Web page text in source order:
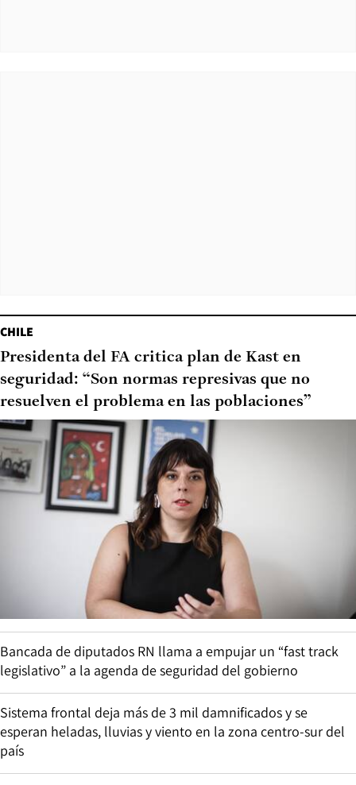
CHILE
Presidenta del FA critica plan de Kast en
seguridad: “Son normas represivas que no
resuelven el problema en las poblaciones”
Bancada de diputados RN llama a empujar un “fast track
legislativo” a la agenda de seguridad del gobierno
Sistema frontal deja más de 3 mil damnificados y se
esperan heladas, lluvias y viento en la zona centro-sur del
país